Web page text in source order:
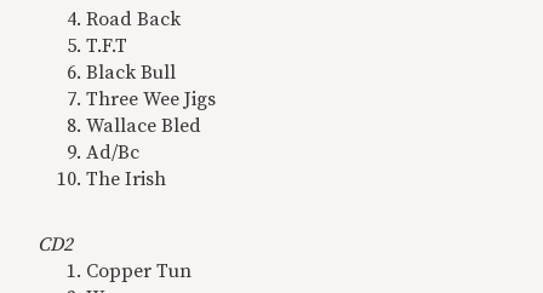
Road Back
T.F.T
Black Bull
Three Wee Jigs
Wallace Bled
Ad/Bc
The Irish
CD2
Copper Tun